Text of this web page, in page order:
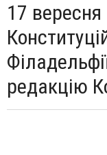
17 вересня
редакцію